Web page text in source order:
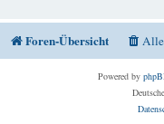
Foren-Übersicht Alle
Powered by